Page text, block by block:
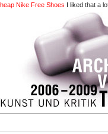
Nike Free Shoes I liked that a
Hollister
babyliss pro perfect curl
The techniques
if information are defined in